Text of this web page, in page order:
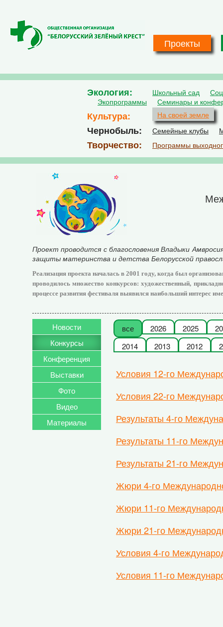
Проекты
Экология Школьный сад
Экопрограммы
Семинары и
Культура На своей земле
Чернобыль Семейные клубы
Творчество Программы
Проект проводится с благословения Владыки
защиты материнства и детства Белорусской
Реализация проекта началась в 2001 году, когда был
проводилось множество конкурсов: художественный,
процессе развития фестиваля выявился наибольший интерес
Новости
Конкурсы
Конференция
Выставки
Фото
Видео
Материалы
все 2026 2025
2014
2013 2012
Условия 12-го
Условия 22-го
Результаты 4-го
Результаты 11-го
Результаты 21-го
Жюри 4-го
Жюри 11-го
Жюри 21-го
Условия 4-го
Условия 11-го